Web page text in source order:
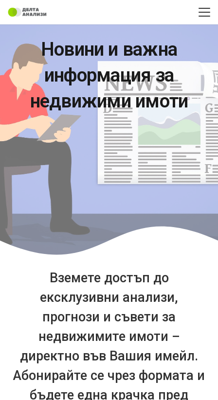
Новини и важна
информация за
недвижими имоти
Вземете достъп до
ексклузивни анализи,
прогнози и съвети за
недвижимите имоти –
директно във Вашия имейл.
Абонирайте се чрез формата и
бъдете една крачка пред